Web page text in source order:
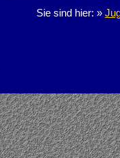
Sie sind hier: »